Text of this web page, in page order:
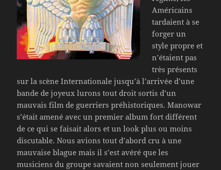
Américains
tardaient à se
forger un
style propre et
n’étaient pas
très présents
sur la scène Internationale jusqu’à l’arrivée d’une
bande de joyeux lurons tout droit sortis d’un
mauvais film de guerriers préhistoriques. Manowar
s’était amené avec un premier album fort différent
de ce qui se faisait alors et un look plus ou moins
discutable. Nous avions tout d’abord cru à une
mauvaise blague mais il s’est avéré que les
musiciens du groupe savaient non seulement jouer